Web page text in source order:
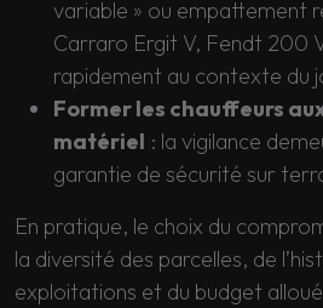
variable » ou empattement
Carraro Ergit V, Fendt 200
rapidement au contexte du
Former les chauffeurs
matériel : la vigilance
garantie de sécurité sur
En pratique, le choix du
la diversité des parcelles, de
exploitations et du budget alloué